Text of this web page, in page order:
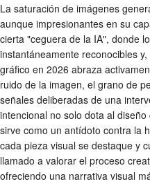
La saturación de imágenes
aunque impresionantes en su
cierta "ceguera de la IA", donde
instantáneamente reconocibles
gráfico en 2026 abraza
ruido de la imagen, el grano de
señales deliberadas de una
intencional no solo dota al
sirve como un antídoto contra la
cada pieza visual se destaque y
llamado a valorar el proceso
ofreciendo una narrativa visual